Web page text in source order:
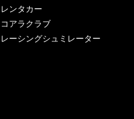
レンタカー
コアラクラブ
レーシングシュミレーター